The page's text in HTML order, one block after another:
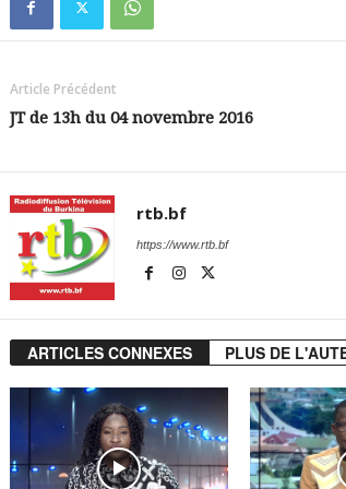
Article Précédent
JT de 13h du 04 novembre 2016
rtb.bf
https://www.rtb.bf
ARTICLES CONNEXES PLUS DE